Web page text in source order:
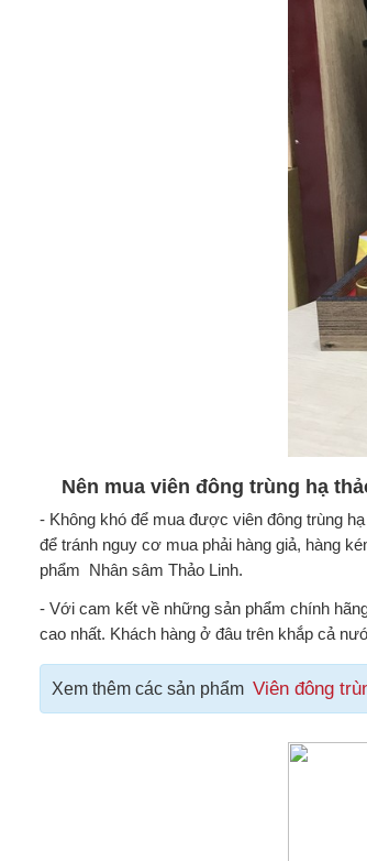
Nên mua viên đông trùng hạ
- Không khó để mua được viên đông trùng
để tránh nguy cơ mua phải hàng giả, hàng
phẩm Nhân sâm Thảo Linh.
- Với cam kết về những sản phẩm chính
cao nhất. Khách hàng ở đâu trên khắp cả
Xem thêm các sản phẩm Viên đông